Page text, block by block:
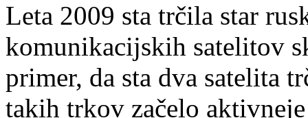
Leta 2009 sta trčila star
komunikacijskih satelitov
primer, da sta dva satelita
takih trkov začelo